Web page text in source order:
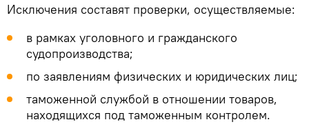
Исключения составят проверки, осуществляемые:
в рамках уголовного и гражданского
судопроизводства;
по заявлениям физических и юридических лиц;
таможенной службой в отношении товаров,
находящихся под таможенным контролем.